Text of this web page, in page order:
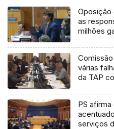
Oposição
as
milhões
várias
da TAP
PS
serviços